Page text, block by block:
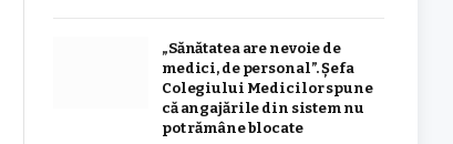
„Sănătatea are nevoie de
medici, de personal”. Șefa
Colegiului Medicilor spune
că angajările din sistem nu
pot rămâne blocate